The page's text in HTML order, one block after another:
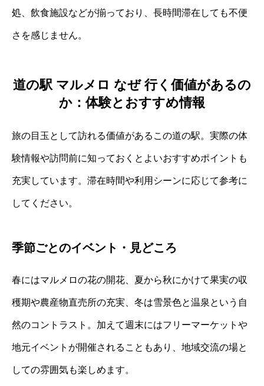
処、飲食施設などが揃っており、長時間滞在しても不便
さを感じません。
道の駅 マルメロ なぜ 行く価値があるの
か：体験とおすすめ情報
旅の目玉として訪れる価値があるこの道の駅。実際の体
験情報や訪問前に知っておくとよいおすすめポイントも
充実しています。滞在時間や利用シーンに応じて参考に
してください。
季節ごとのイベント・見どころ
春にはマルメロの花の開花、夏から秋にかけて果実の収
穫期や農産物直売所の充実、冬は雪景色と温泉という自
然のコントラスト。加えて週末にはフリーマーケットや
地元イベントが開催されることもあり、地域交流の場と
しての雰囲気も楽しめます。